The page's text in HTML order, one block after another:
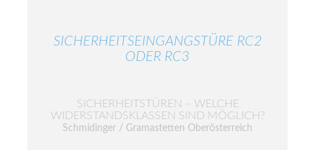
SICHERHEITSEINGANGSTÜRE RC2
ODER RC3
SICHERHEITSTÜREN – WELCHE
WIDERSTANDSKLASSEN SIND MÖGLICH?
Schmidinger / Gramastetten Oberösterreich